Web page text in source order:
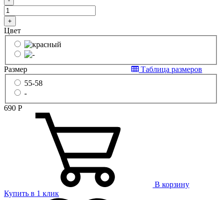
+
Цвет
Размер
Таблица размеров
55-58
-
690 Р
В корзину
Купить в 1 клик